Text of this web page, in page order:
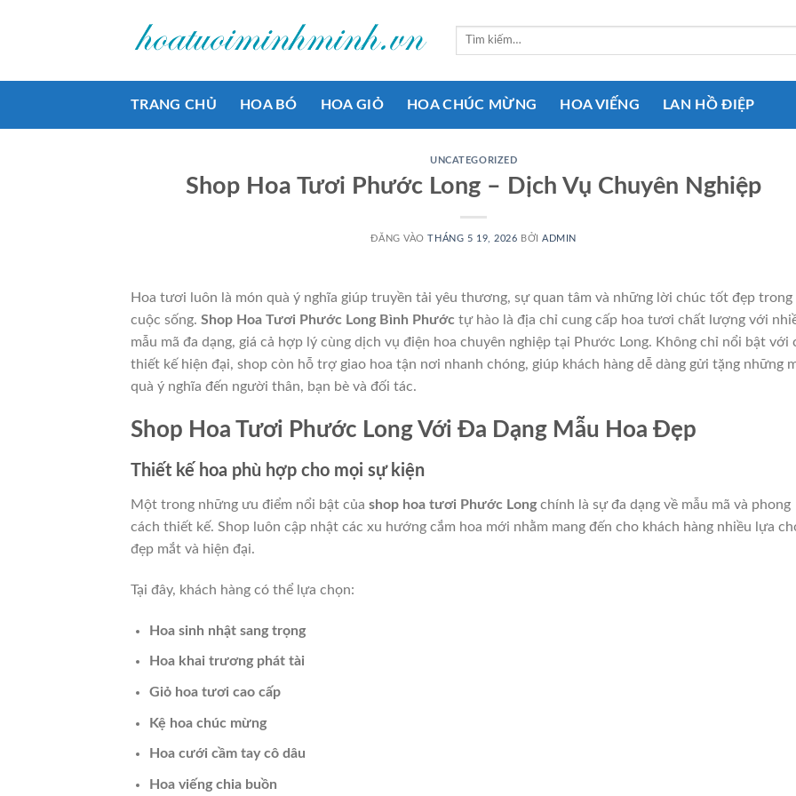
Tìm
TRANG CHỦ HOA BÓ HOA GIỎ HOA CHÚC MỪNG HOA VIẾNG LAN HỒ ĐIỆP
UNCATEGORIZED
Shop Hoa Tươi Phước Long – Dịch Vụ Chuyên Nghiệp
ĐĂNG VÀOTHÁNG 5 19, 2026 BỞIADMIN
Hoa tươi luôn là món quà ý nghĩa giúp truyền tải yêu thương, sự quan tâm và những lời chúc tốt đẹp trong
cuộc sống. Shop Hoa Tươi Phước Long Bình Phước tự hào là địa chỉ cung cấp hoa tươi chất lượng với
mẫu mã đa dạng, giá cả hợp lý cùng dịch vụ điện hoa chuyên nghiệp tại Phước Long. Không chỉ nổi bật với
thiết kế hiện đại, shop còn hỗ trợ giao hoa tận nơi nhanh chóng, giúp khách hàng dễ dàng gửi tặng những
quà ý nghĩa đến người thân, bạn bè và đối tác.
Shop Hoa Tươi Phước Long Với Đa Dạng Mẫu Hoa Đẹp
Thiết kế hoa phù hợp cho mọi sự kiện
Một trong những ưu điểm nổi bật của shop hoa tươi Phước Longchính là sự đa dạng về mẫu mã và phong
cách thiết kế. Shop luôn cập nhật các xu hướng cắm hoa mới nhằm mang đến cho khách hàng nhiều lựa
đẹp mắt và hiện đại.
Tại đây, khách hàng có thể lựa chọn:
Hoa sinh nhật sang trọng
Hoa khai trương phát tài
Giỏ hoa tươi cao cấp
Kệ hoa chúc mừng
Hoa cưới cầm tay cô dâu
Hoa viếng chia buồn